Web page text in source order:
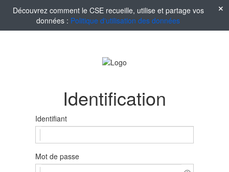
Découvrez comment le CSE recueille, utilise et partage vos
données : Politique d'utilisation des données
Identification
Identifiant
Mot de passe